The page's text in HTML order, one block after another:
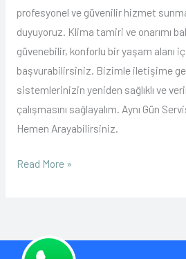
profesyonel ve güvenilir hizmet
duyuyoruz. Klima tamiri ve onarımı
güvenebilir, konforlu bir yaşam alanı
başvurabilirsiniz. Bizimle iletişime
sistemlerinizin yeniden sağlıklı ve
çalışmasını sağlayalım. Aynı Gün
Hemen Arayabilirsiniz.
Read More »